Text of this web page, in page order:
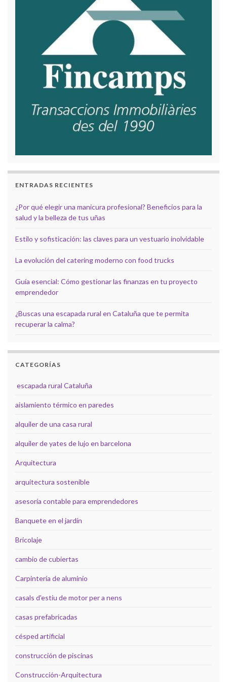
ENTRADAS RECIENTES
¿Por qué elegir una manicura profesional? Beneficios para la
salud y la belleza de tus uñas
Estilo y sofisticación: las claves para un vestuario inolvidable
La evolución del catering moderno con food trucks
Guía esencial: Cómo gestionar las finanzas en tu proyecto
emprendedor
¿Buscas una escapada rural en Cataluña que te permita
recuperar la calma?
CATEGORÍAS
escapada rural Cataluña
aislamiento térmico en paredes
alquiler de una casa rural
alquiler de yates de lujo en barcelona
Arquitectura
arquitectura sostenible
asesoría contable para emprendedores
Banquete en el jardín
Bricolaje
cambio de cubiertas
Carpintería de aluminio
casals d'estiu de motor per a nens
casas prefabricadas
césped artificial
construcción de piscinas
Construcción-Arquitectura